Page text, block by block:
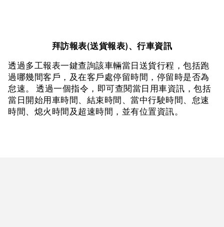
拜訪報表(送貨報表)、行車資訊
透過多工報表一鍵查詢該車輛當日送貨行程，包括跑
過哪幾間客戶，及在客戶處停留時間，停留時是否為
怠速。 透過一個指令，即可查閱當日用車資訊，包括
當日開始用車時間、結束時間、當中行駛時間、怠速
時間、熄火時間及超速時間，並有位置資訊。